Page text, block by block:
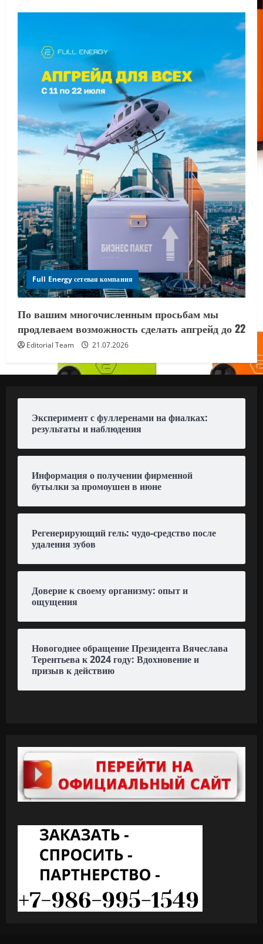
Full Energy сетевая компания
По вашим многочисленным просьбам мы
продлеваем возможность сделать апгрейд до 22
Editorial Team 21.07.2026
Эксперимент с фуллеренами на фиалках:
результаты и наблюдения
Информация о получении фирменной
бутылки за промоушен в июне
Регенерирующий гель: чудо-средство после
удаления зубов
Доверие к своему организму: опыт и
ощущения
Новогоднее обращение Президента Вячеслава
Терентьева к 2024 году: Вдохновение и
призыв к действию